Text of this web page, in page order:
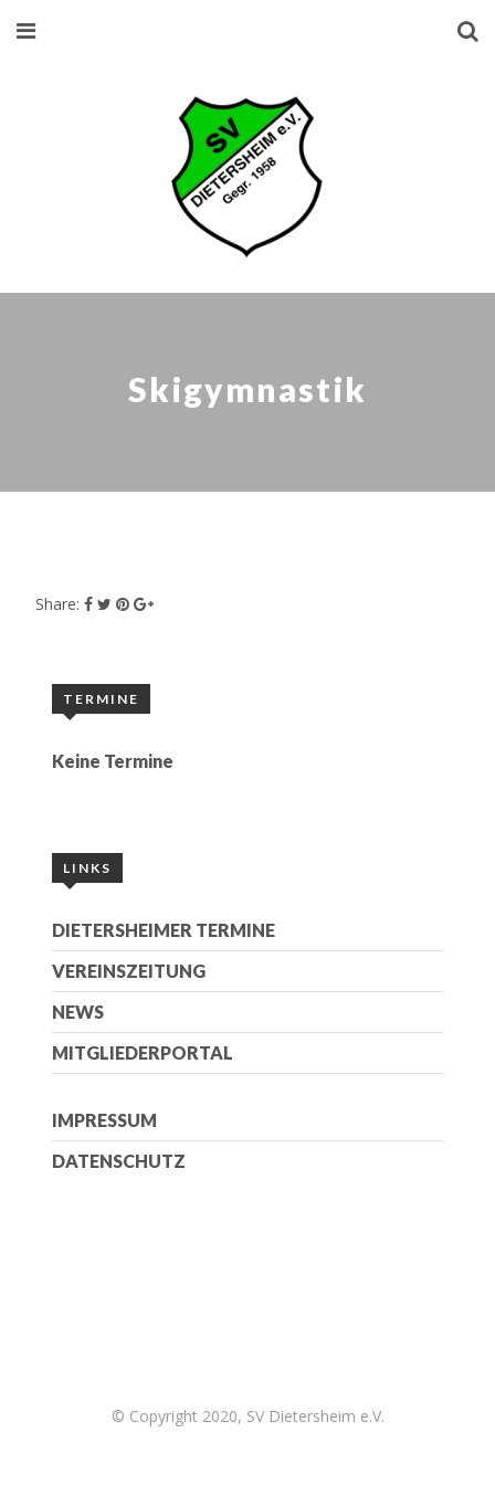
Skigymnastik
Share:
TERMINE
Keine Termine
LINKS
DIETERSHEIMER TERMINE
VEREINSZEITUNG
NEWS
MITGLIEDERPORTAL
IMPRESSUM
DATENSCHUTZ
© Copyright 2020, SV Dietersheim e.V.